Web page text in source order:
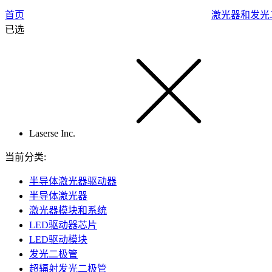
首页 激光器和发光
已选
Laserse Inc.
当前分类:
半导体激光器驱动器
半导体激光器
激光器模块和系统
LED驱动器芯片
LED驱动模块
发光二极管
超辐射发光二极管